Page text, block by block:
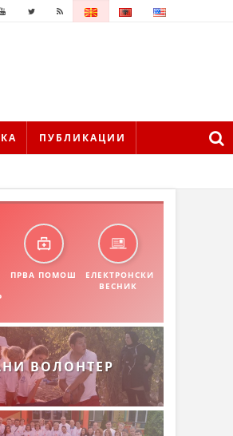
ПУБЛИКАЦИИ
ПРВА ПОМОШ
ЕЛЕКТРОНСКИ
ВЕСНИК
ВОЛОНТЕР